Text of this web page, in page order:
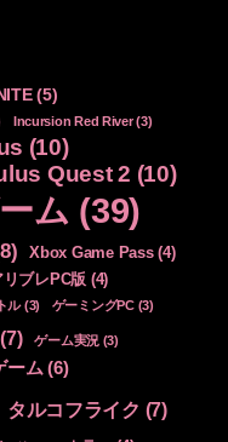
(5)
Incursion Red River(3)
(10)
Quest 2 (10)
ム (39)
Xbox Game Pass(4)
リブレPC版 (4)
ル(3) ゲーミングPC(3)
ゲーム実況 (3)
ーム (6)
タルコフライク (7)